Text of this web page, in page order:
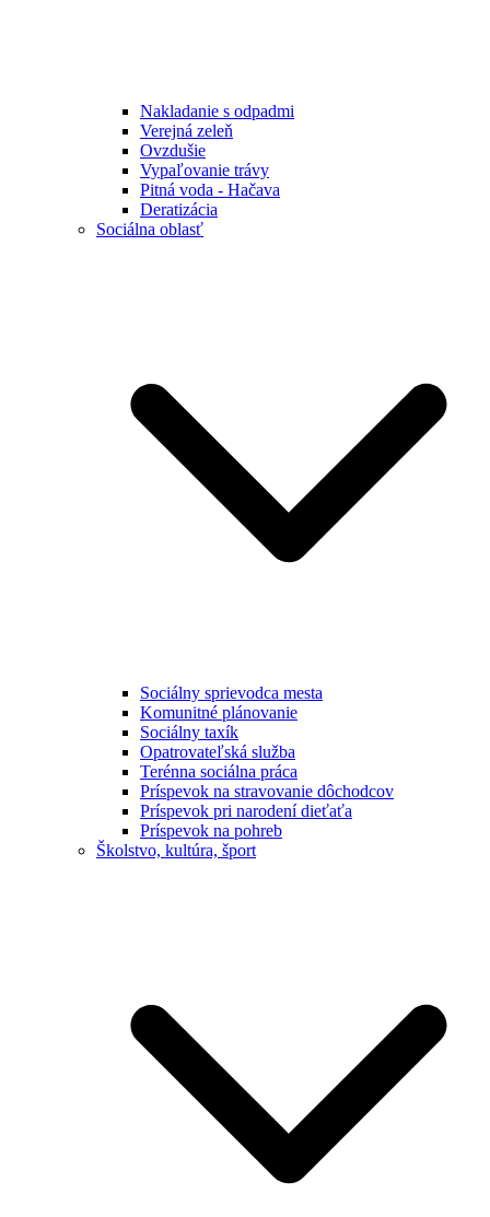
Nakladanie s odpadmi
Verejná zeleň
Ovzdušie
Vypaľovanie trávy
Pitná voda - Hačava
Deratizácia
Sociálna oblasť
Sociálny sprievodca mesta
Komunitné plánovanie
Sociálny taxík
Opatrovateľská služba
Terénna sociálna práca
Príspevok na stravovanie dôchodcov
Príspevok pri narodení dieťaťa
Príspevok na pohreb
Školstvo, kultúra, šport